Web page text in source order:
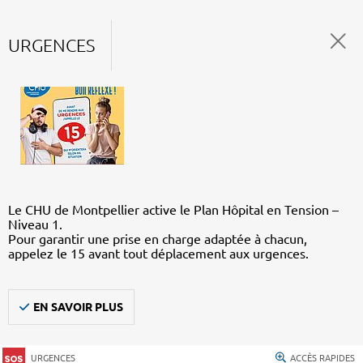
URGENCES
Le CHU de Montpellier active le Plan Hôpital en Tension –
Niveau 1.
Pour garantir une prise en charge adaptée à chacun,
appelez le 15 avant tout déplacement aux urgences.
EN SAVOIR PLUS
URGENCES ACCÈS RAPIDES